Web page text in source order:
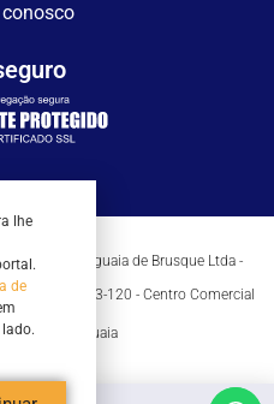
conosco
Rádio Araguaia de Brusque Ltda -
0001-82
SC - 88353-120 - Centro Comercial
- Sl 21/22
| Rádio Araguaia
lhe
de